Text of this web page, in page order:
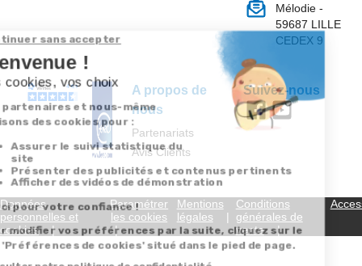
A propos de
nous
Partenariats
Avis Clients
Mélodie -
59687 LILLE
CEDEX 9
Suivez-nous
Données
personnelles et
cookies
Paramétrer
les cookies
Mentions
légales
Conditions
générales de
vente